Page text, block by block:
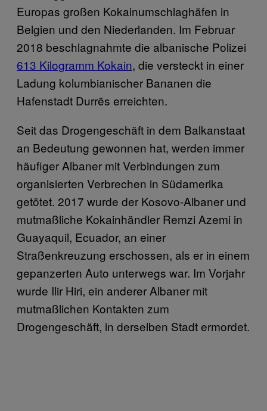
Europas großen Kokainumschlaghäfen in
Belgien und den Niederlanden. Im Februar
2018 beschlagnahmte die albanische Polizei
613 Kilogramm Kokain, die versteckt in einer
Ladung kolumbianischer Bananen die
Hafenstadt Durrës erreichten.
Seit das Drogengeschäft in dem Balkanstaat
an Bedeutung gewonnen hat, werden immer
häufiger Albaner mit Verbindungen zum
organisierten Verbrechen in Südamerika
getötet. 2017 wurde der Kosovo-Albaner und
mutmaßliche Kokainhändler Remzi Azemi in
Guayaquil, Ecuador, an einer
Straßenkreuzung erschossen, als er in einem
gepanzerten Auto unterwegs war. Im Vorjahr
wurde Ilir Hiri, ein anderer Albaner mit
mutmaßlichen Kontakten zum
Drogengeschäft, in derselben Stadt ermordet.